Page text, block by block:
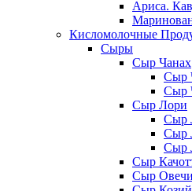
Ариса.
Кисломолочные
Сыры
Сыр Чанах
Сыр
Сыр
Сыр Лори
Сыр
Сыр
Сыр
Сыр
Сыр